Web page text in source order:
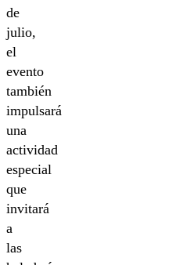
de
julio,
el
evento
también
impulsará
una
actividad
especial
que
invitará
a
las